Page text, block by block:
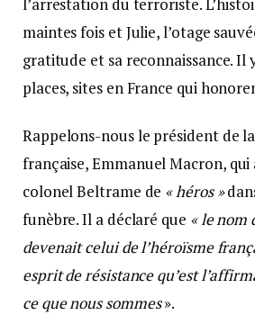
l’arrestation du terroriste.
maintes fois et Julie, l’otage
gratitude et sa reconnaissance. Il
places, sites en France qui
Rappelons-nous le président de
française, Emmanuel Macron,
colonel Beltrame de « héros »
funèbre. Il a déclaré que « le nom
devenait celui de l’héroïsme
esprit de résistance qu’est
ce que nous sommes».